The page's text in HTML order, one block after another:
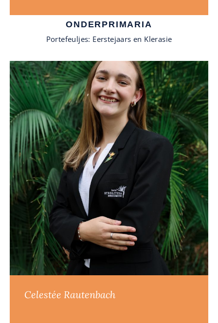
ONDERPRIMARIA
Portefeuljes: Eerstejaars en Klerasie
Celestée Rautenbach